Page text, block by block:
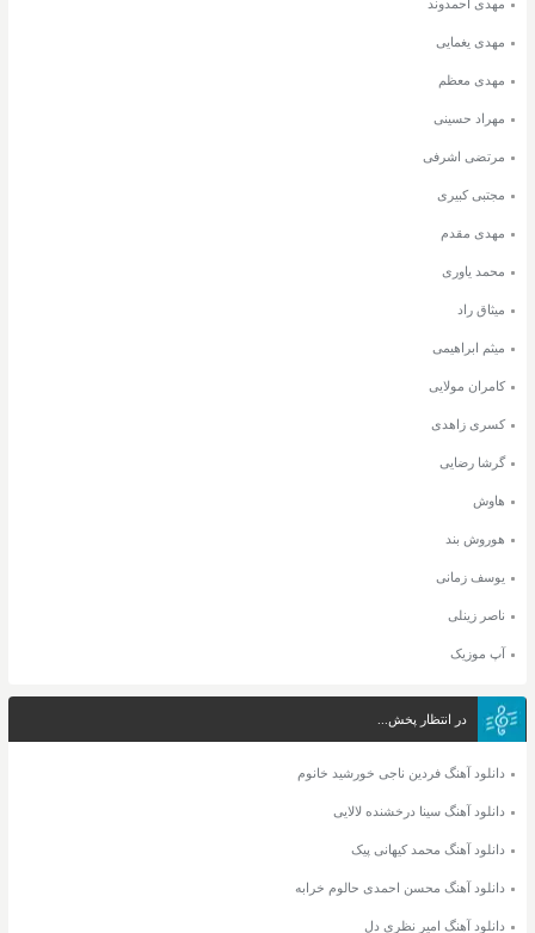
مهدی احمدوند
مهدی یغمایی
مهدی معظم
مهراد حسینی
مرتضی اشرفی
مجتبی کبیری
مهدی مقدم
محمد یاوری
میثاق راد
میثم ابراهیمی
کامران مولایی
کسری زاهدی
گرشا رضایی
هاوش
هوروش بند
یوسف زمانی
ناصر زینلی
آپ موزیک
در انتظار پخش...
دانلود آهنگ فردین ناجی خورشید خانوم
دانلود آهنگ سینا درخشنده لالایی
دانلود آهنگ محمد کیهانی پیک
دانلود آهنگ محسن احمدی حالوم خرابه
دانلود آهنگ امیر نظری دل